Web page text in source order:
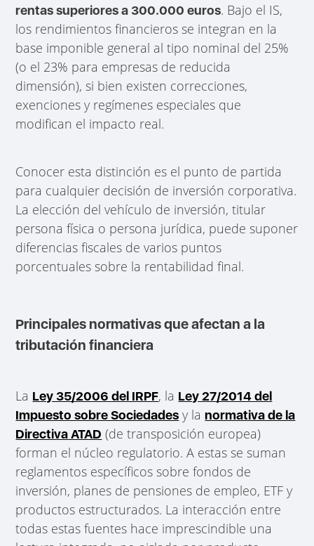
rentas superiores a 300.000 euros. Bajo el IS,
los rendimientos financieros se integran en la
base imponible general al tipo nominal del 25%
(o el 23% para empresas de reducida
dimensión), si bien existen correcciones,
exenciones y regímenes especiales que
modifican el impacto real.
Conocer esta distinción es el punto de partida
para cualquier decisión de inversión corporativa.
La elección del vehículo de inversión, titular
persona física o persona jurídica, puede suponer
diferencias fiscales de varios puntos
porcentuales sobre la rentabilidad final.
Principales normativas que afectan a la
tributación financiera
La Ley 35/2006 del IRPF, la Ley 27/2014 del
Impuesto sobre Sociedades y lanormativa de la
Directiva ATAD (de transposición europea)
forman el núcleo regulatorio. A estas se suman
reglamentos específicos sobre fondos de
inversión, planes de pensiones de empleo, ETF y
productos estructurados. La interacción entre
todas estas fuentes hace imprescindible una